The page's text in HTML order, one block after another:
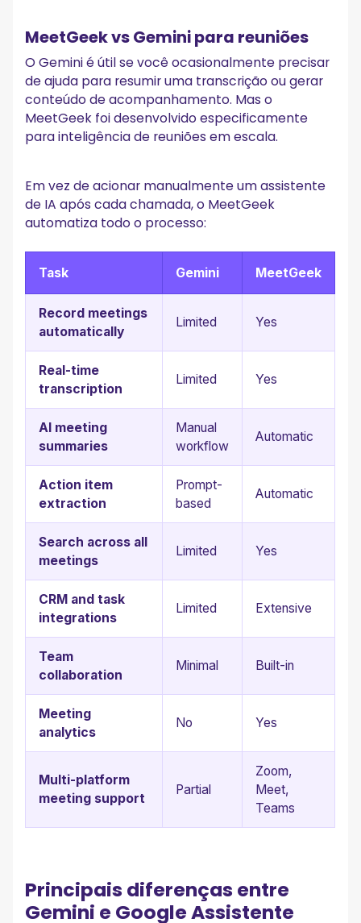
MeetGeek vs Gemini para reuniões
O Gemini é útil se você ocasionalmente precisar
de ajuda para resumir uma transcrição ou gerar
conteúdo de acompanhamento. Mas o
MeetGeek foi desenvolvido especificamente
para inteligência de reuniões em escala.
Em vez de acionar manualmente um assistente
de IA após cada chamada, o MeetGeek
automatiza todo o processo:
Task Gemini MeetGeek
Record meetings
automatically
Limited Yes
Real-time
transcription
Limited Yes
AI meeting
summaries
Manual
workflow
Automatic
Action item
extraction
Prompt-
based
Automatic
Search across all
meetings
Limited Yes
CRM and task
integrations
Limited Extensive
Team
collaboration
Minimal Built-in
Meeting
analytics
No Yes
Multi-platform
meeting support
Partial
Zoom,
Meet,
Teams
Principais diferenças entre
Gemini e Google Assistente